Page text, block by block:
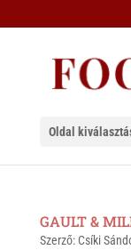
Oldal
GAULT &
Szerző: Csíki